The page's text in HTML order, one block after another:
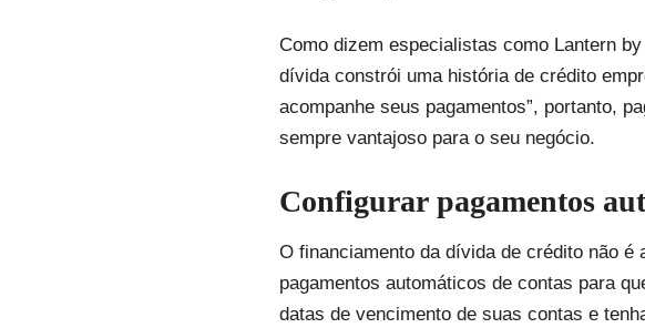
Como dizem especialistas como Lantern
dívida constrói uma história de crédito
acompanhe seus pagamentos”, portanto,
sempre vantajoso para o seu negócio.
Configurar pagamentos
O financiamento da dívida de crédito não é
pagamentos automáticos de contas para
datas de vencimento de suas contas e